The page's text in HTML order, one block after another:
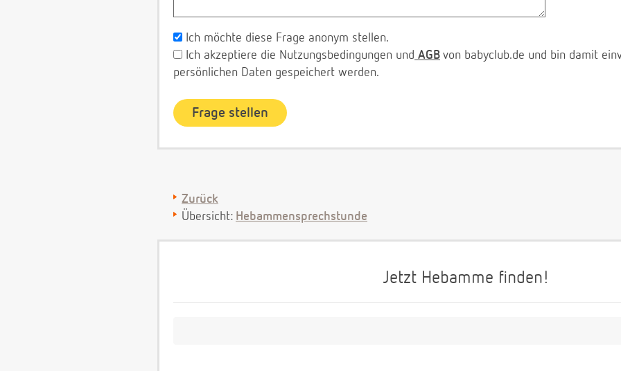
Ich möchte diese Frage anonym stellen.
Ich akzeptiere die Nutzungsbedingungen und AGB von babyclub.de und bin damit
persönlichen Daten gespeichert werden.
Zurück
Übersicht: Hebammensprechstunde
Jetzt Hebamme finden!